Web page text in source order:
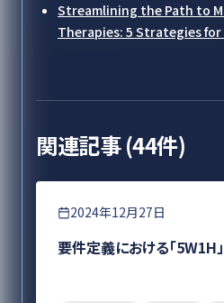
Streamlining the Path to
Therapies: 5 Strategies for
関連記事 (44件)
要件定義
2024年12月27日
要件定義における「5W1H